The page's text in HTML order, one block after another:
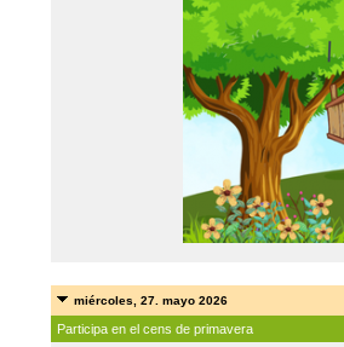
miércoles, 27. mayo 2026
Participa en el cens de primavera